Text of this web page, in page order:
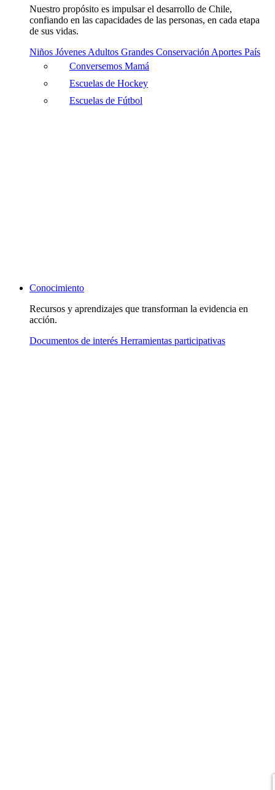
Nuestro propósito es impulsar el desarrollo de Chile,
confiando en las capacidades de las personas, en cada etapa
de sus vidas.
Niños Jóvenes Adultos Grandes Conservación Aportes País
Conversemos Mamá
Escuelas de Hockey
Escuelas de Fútbol
Conocimiento
Recursos y aprendizajes que transforman la evidencia en
acción.
Documentos de interés Herramientas participativas